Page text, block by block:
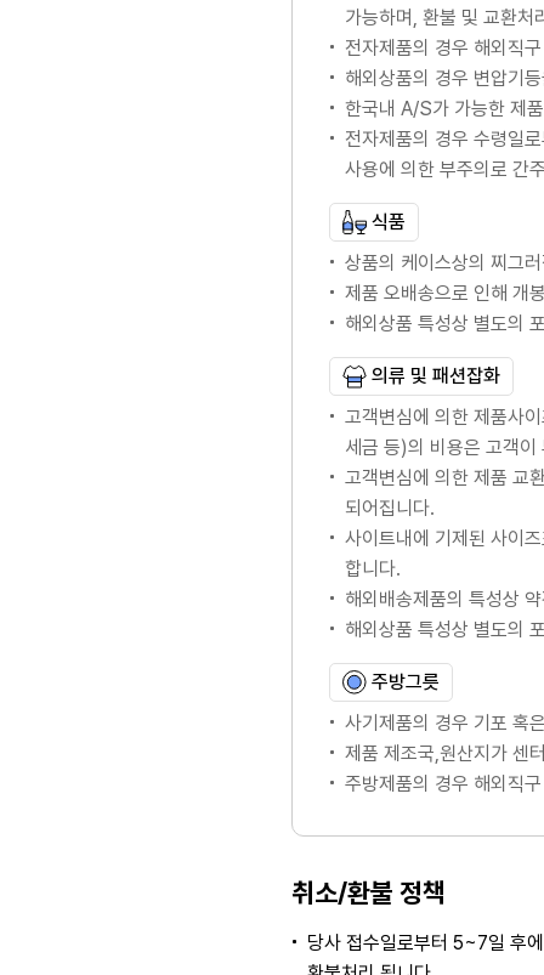
가능하며, 환불 및 교환처
전자제품의 경우 해외직
해외상품의 경우 변압기
한국내 A/S가 가능한 제
전자제품의 경우 수령일
사용에 의한 부주의로 간
식품
상품의 케이스상의 찌그
제품 오배송으로 인해 개
해외상품 특성상 별도의
의류 및 패션잡화
고객변심에 의한 제품사
세금 등)의 비용은 고객이
고객변심에 의한 제품 교
되어집니다.
사이트내에 기제된 사이
합니다.
해외배송제품의 특성상
해외상품 특성상 별도의
주방그릇
사기제품의 경우 기포 혹
제품 제조국,원산지가 센
주방제품의 경우 해외직
취소/환불 정책
당사 접수일로부터 5~7일 후